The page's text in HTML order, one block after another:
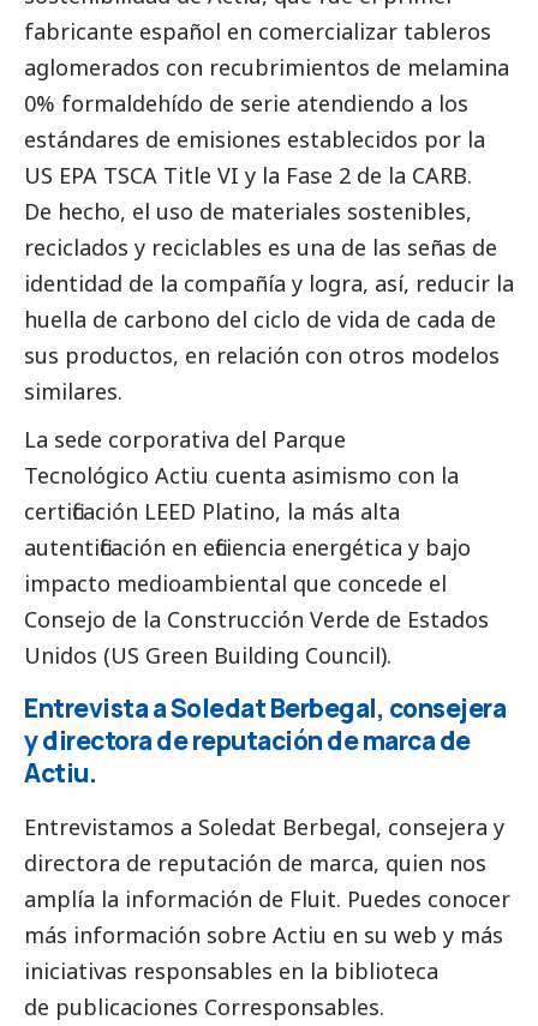
fabricante español en comercializar tableros
aglomerados con recubrimientos de melamina
0% formaldehído de serie atendiendo a los
estándares de emisiones establecidos por la
US EPA TSCA Title VI y la Fase 2 de la CARB.
De hecho, el uso de materiales sostenibles,
reciclados y reciclables es una de las señas de
identidad de la compañía y logra, así, reducir la
huella de carbono del ciclo de vida de cada de
sus productos, en relación con otros modelos
similares.
La sede corporativa del Parque
Tecnológico Actiu cuenta asimismo con la
certificación LEED Platino, la más alta
autentificación en eficiencia energética y bajo
impacto medioambiental que concede el
Consejo de la Construcción Verde de Estados
Unidos (US Green Building Council).
Entrevista a Soledat Berbegal, consejera
y directora de reputación de marca de
Actiu.
Entrevistamos a Soledat Berbegal, consejera y
directora de reputación de marca, quien nos
amplía la información de Fluit. Puedes conocer
más información sobre Actiu en su web y más
iniciativas responsables en la biblioteca
de publicaciones Corresponsables.